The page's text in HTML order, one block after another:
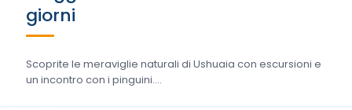
giorni
Scoprite le meraviglie naturali di Ushuaia con escursioni e
un incontro con i pinguini....